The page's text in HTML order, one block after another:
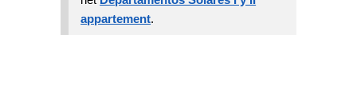
appartement.